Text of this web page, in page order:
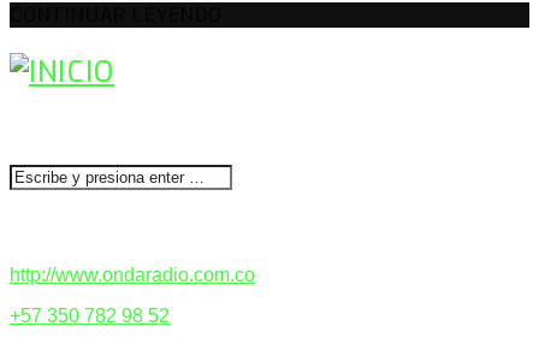
http://www.ondaradio.com.co
+57 350 782 98 52